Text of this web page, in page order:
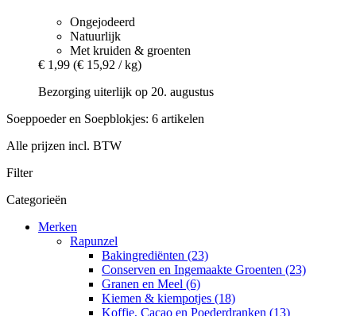
Ongejodeerd
Natuurlijk
Met kruiden & groenten
€ 1,99 (€ 15,92 / kg)
Bezorging uiterlijk op 20. augustus
Soeppoeder en Soepblokjes: 6 artikelen
Alle prijzen incl. BTW
Filter
Categorieën
Merken
Rapunzel
Bakingrediënten (23)
Conserven en Ingemaakte Groenten (23)
Granen en Meel (6)
Kiemen & kiempotjes (18)
Koffie, Cacao en Poederdranken (13)